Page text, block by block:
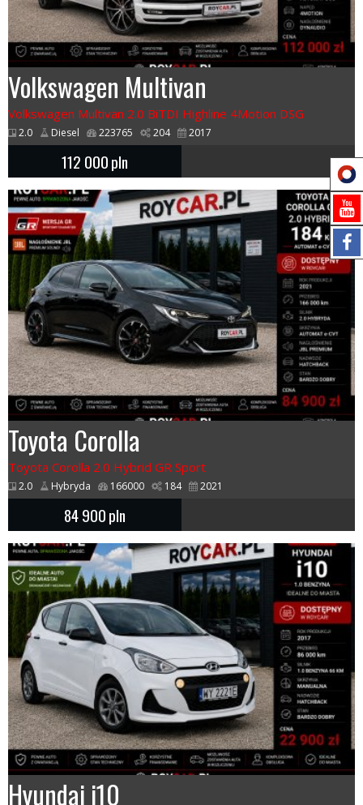
Volkswagen Multivan
Volkswagen Multivan 2.0 BiTDI Highline 4Motion DSG
2.0 Diesel 223765 204 2017
112 000pln
Toyota Corolla
Toyota Corolla 2.0 Hybrid GR Sport
2.0 Hybryda 166000 184 2021
84 900pln
Hyundai i10